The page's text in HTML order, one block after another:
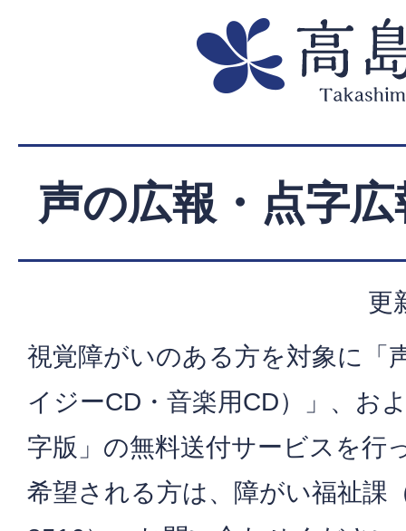
声の広報・点字
更
視覚障がいのある方を対象に「
イジーCD・音楽用CD）」、お
字版」の無料送付サービスを行
希望される方は、障がい福祉課